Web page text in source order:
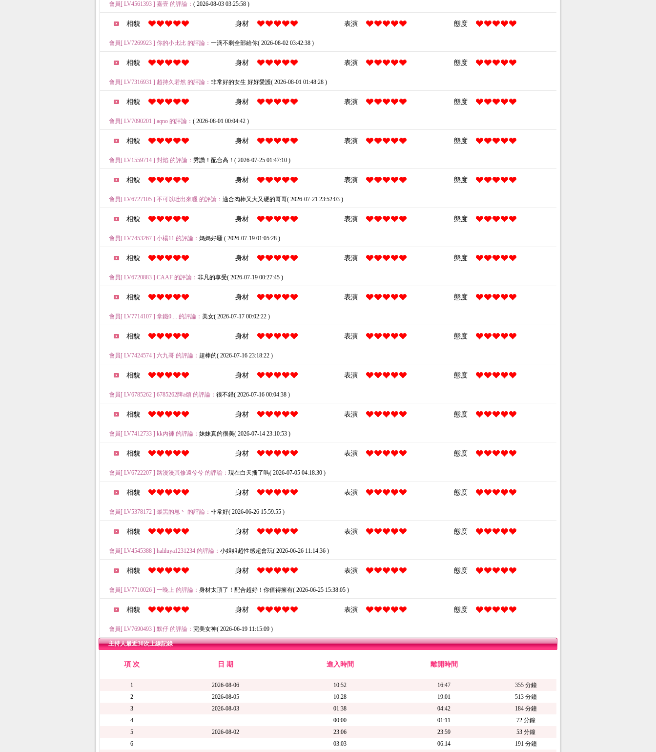
會員[ LV4561393 ] 嘉壹 的評論： ( 2026-08-03 03:25:58 )
相貌 身材 表演 態度
會員[ LV7269923 ] 你的小比比 的評論： 一滴不剩全部給你( 2026-08-02 03:42:38 )
相貌 身材 表演 態度
會員[ LV7316931 ] 超持久若然 的評論： 非常好的女生 好好愛護( 2026-08-01 01:48:28 )
相貌 身材 表演 態度
會員[ LV7090201 ] aqno 的評論： ( 2026-08-01 00:04:42 )
相貌 身材 表演 態度
會員[ LV1559714 ] 封焰 的評論： 秀讚！配合高！( 2026-07-25 01:47:10 )
相貌 身材 表演 態度
會員[ LV6727105 ] 不可以吐出來喔 的評論： 適合肉棒又大又硬的哥哥( 2026-07-21 23:52:03 )
相貌 身材 表演 態度
會員[ LV7453267 ] 小楊11 的評論： 媽媽好騷 ( 2026-07-19 01:05:28 )
相貌 身材 表演 態度
會員[ LV6720883 ] CAAF 的評論： 非凡的享受( 2026-07-19 00:27:45 )
相貌 身材 表演 態度
會員[ LV7714107 ] 拿鐵0.... 的評論： 美女( 2026-07-17 00:02:22 )
相貌 身材 表演 態度
會員[ LV7424574 ] 六九哥 的評論： 超棒的( 2026-07-16 23:18:22 )
相貌 身材 表演 態度
會員[ LV6785262 ] 6785262陴a頌 的評論： 很不錯( 2026-07-16 00:04:38 )
相貌 身材 表演 態度
會員[ LV7412733 ] kk內褲 的評論： 妹妹真的很美( 2026-07-14 23:10:53 )
相貌 身材 表演 態度
會員[ LV6722207 ] 路漫漫其修遠兮兮 的評論： 現在白天播了嗎( 2026-07-05 04:18:30 )
相貌 身材 表演 態度
會員[ LV5378172 ] 最黑的崽丶 的評論： 非常好( 2026-06-26 15:59:55 )
相貌 身材 表演 態度
會員[ LV4545388 ] haliluya1231234 的評論： 小姐姐超性感超會玩( 2026-06-26 11:14:36 )
相貌 身材 表演 態度
會員[ LV7710026 ] 一晚上 的評論： 身材太頂了！配合超好！你值得擁有( 2026-06-25 15:38:05 )
相貌 身材 表演 態度
會員[ LV7690493 ] 默仔 的評論： 完美女神( 2026-06-19 11:15:09 )
主持人最近30次上線記錄
項 次 日 期 進入時間 離開時間
1 2026-08-06 10:52 16:47
355 分鐘
2
2026-08-05 10:28 19:01
513 分鐘
3
2026-08-03 01:38 04:42
184 分鐘
4
00:00 01:11
72 分鐘
5
2026-08-02 23:06 23:59
53 分鐘
6
03:03 06:14 191 分鐘